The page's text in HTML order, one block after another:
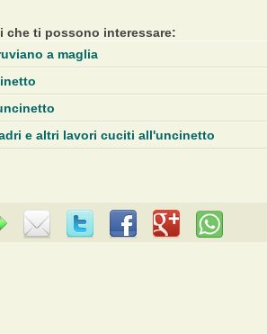
che ti possono interessare:
a maglia
e altri lavori cuciti all'uncinetto